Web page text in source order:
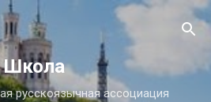
contenu principal
Школа
русскоязычная ассоциация